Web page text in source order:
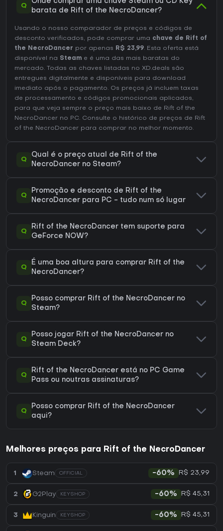
Q
Onde comprar uma chave Steam ou CD Key
barata de Rift of the NecroDancer?
Usando o nosso comparador de preços e códigos de
desconto verificados, pode comprar uma chave de Rift of
the NecroDancer por apenas R$ 23,99. Esta oferta está
disponível na Steam e é uma das mais baratas do
mercado. Todas as chaves listadas no XD.deals são
entregues digitalmente e disponíveis para download
imediato após o pagamento. Os preços já incluem taxas
de processamento e códigos promocionais aplicados,
para que veja sempre o preço mais baixo de Rift of the
NecroDancer no PC. Consulte o histórico de preços de Rift
of the NecroDancer para comprar no melhor momento.
Q
Qual é o preço atual de Rift of the
NecroDancer no Steam?
Q
Promoção e desconto de Rift of the
NecroDancer para PC - tudo num só lugar
Q
Rift of the NecroDancer tem suporte para
GeForce NOW?
Q
É uma boa altura para comprar Rift of the
NecroDancer?
Q
Posso comprar Rift of the NecroDancer no
Steam?
Q
Posso jogar Rift of the NecroDancer no
Steam Deck?
Q
Rift of the NecroDancer está no PC Game
Pass ou noutras assinaturas?
Q
Posso comprar Rift of the NecroDancer
aqui?
Melhores preços para Rift of the NecroDancer
1 Steam OFFICIAL -60% R$ 23,99
2 G2Play KEYSHOP -60% R$ 45,31
3 Kinguin KEYSHOP -60% R$ 45,31